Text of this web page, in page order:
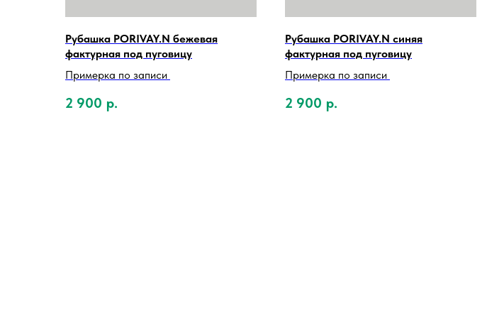
Рубашка PORIVAY.N бежевая
фактурная под пуговицу
Примерка по записи
2 900 р.
Рубашка PORIVAY.N синяя
фактурная под пуговицу
Примерка по записи
2 900 р.